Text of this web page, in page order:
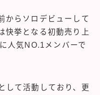
からソロデビューして
快挙となる初動売り上
人気NO.1メンバーで
して活動しており、更